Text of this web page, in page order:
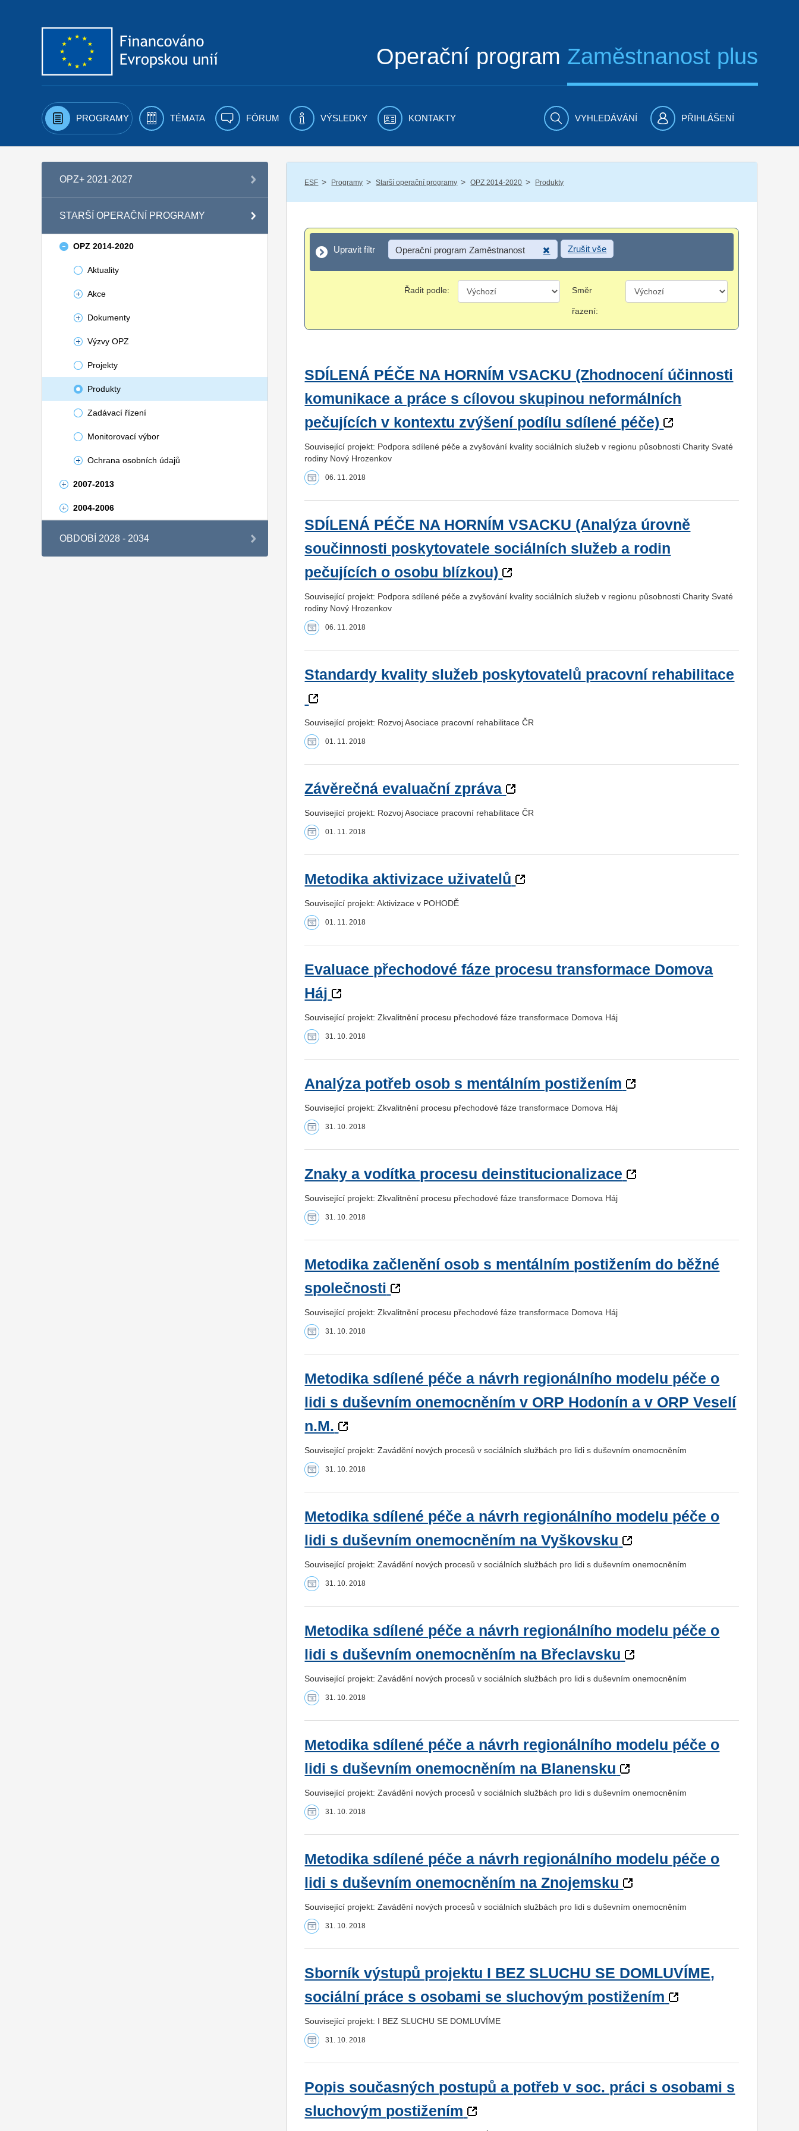
Operační program Zaměstnanost plus
PROGRAMY TÉMATA FÓRUM VÝSLEDKY KONTAKTY VYHLEDÁVÁNÍ PŘIHLÁŠENÍ
OPZ+ 2021-2027
STARŠÍ OPERAČNÍ PROGRAMY
OPZ 2014-2020
Aktuality
Akce
Dokumenty
Výzvy OPZ
Projekty
Produkty
Zadávací řízení
Monitorovací výbor
Ochrana osobních údajů
2007-2013
2004-2006
OBDOBÍ 2028 - 2034
ESF / Programy / Starší operační programy / OPZ 2014-2020 / Produkty
Upravit filtr
Upravit filtr Operační program Zaměstnanost Zrušit vše
Řadit podle: Směr
řazení:
SDÍLENÁ PÉČE NA HORNÍM VSACKU (Zhodnocení účinnosti
komunikace a práce s cílovou skupinou neformálních
pečujících v kontextu zvýšení podílu sdílené péče)
Související projekt: Podpora sdílené péče a zvyšování kvality sociálních služeb v regionu působnosti Charity Svaté
rodiny Nový Hrozenkov
06. 11. 2018
SDÍLENÁ PÉČE NA HORNÍM VSACKU (Analýza úrovně
součinnosti poskytovatele sociálních služeb a rodin
pečujících o osobu blízkou)
Související projekt: Podpora sdílené péče a zvyšování kvality sociálních služeb v regionu působnosti Charity Svaté
rodiny Nový Hrozenkov
06. 11. 2018
Standardy kvality služeb poskytovatelů pracovní rehabilitace
Související projekt: Rozvoj Asociace pracovní rehabilitace ČR
01. 11. 2018
Závěrečná evaluační zpráva
Související projekt: Rozvoj Asociace pracovní rehabilitace ČR
01. 11. 2018
Metodika aktivizace uživatelů
Související projekt: Aktivizace v POHODĚ
01. 11. 2018
Evaluace přechodové fáze procesu transformace Domova
Háj
Související projekt: Zkvalitnění procesu přechodové fáze transformace Domova Háj
31. 10. 2018
Analýza potřeb osob s mentálním postižením
Související projekt: Zkvalitnění procesu přechodové fáze transformace Domova Háj
31. 10. 2018
Znaky a vodítka procesu deinstitucionalizace
Související projekt: Zkvalitnění procesu přechodové fáze transformace Domova Háj
31. 10. 2018
Metodika začlenění osob s mentálním postižením do běžné
společnosti
Související projekt: Zkvalitnění procesu přechodové fáze transformace Domova Háj
31. 10. 2018
Metodika sdílené péče a návrh regionálního modelu péče o
lidi s duševním onemocněním v ORP Hodonín a v ORP Veselí
n.M.
Související projekt: Zavádění nových procesů v sociálních službách pro lidi s duševním onemocněním
31. 10. 2018
Metodika sdílené péče a návrh regionálního modelu péče o
lidi s duševním onemocněním na Vyškovsku
Související projekt: Zavádění nových procesů v sociálních službách pro lidi s duševním onemocněním
31. 10. 2018
Metodika sdílené péče a návrh regionálního modelu péče o
lidi s duševním onemocněním na Břeclavsku
Související projekt: Zavádění nových procesů v sociálních službách pro lidi s duševním onemocněním
31. 10. 2018
Metodika sdílené péče a návrh regionálního modelu péče o
lidi s duševním onemocněním na Blanensku
Související projekt: Zavádění nových procesů v sociálních službách pro lidi s duševním onemocněním
31. 10. 2018
Metodika sdílené péče a návrh regionálního modelu péče o
lidi s duševním onemocněním na Znojemsku
Související projekt: Zavádění nových procesů v sociálních službách pro lidi s duševním onemocněním
31. 10. 2018
Sborník výstupů projektu I BEZ SLUCHU SE DOMLUVÍME,
sociální práce s osobami se sluchovým postižením
Související projekt: I BEZ SLUCHU SE DOMLUVÍME
31. 10. 2018
Popis současných postupů a potřeb v soc. práci s osobami s
sluchovým postižením